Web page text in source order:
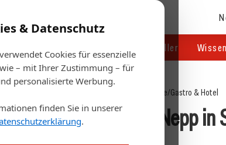
& Datenschutz
Cookies für essenzielle
– mit Ihrer Zustimmung – für
personalisierte Werbung.
finden Sie in unserer
.
Handel & Hersteller
Startseite/Gastro & Hotel
Nächtigungs-Nepp in